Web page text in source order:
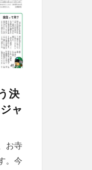
決
ャ
お寺
。今